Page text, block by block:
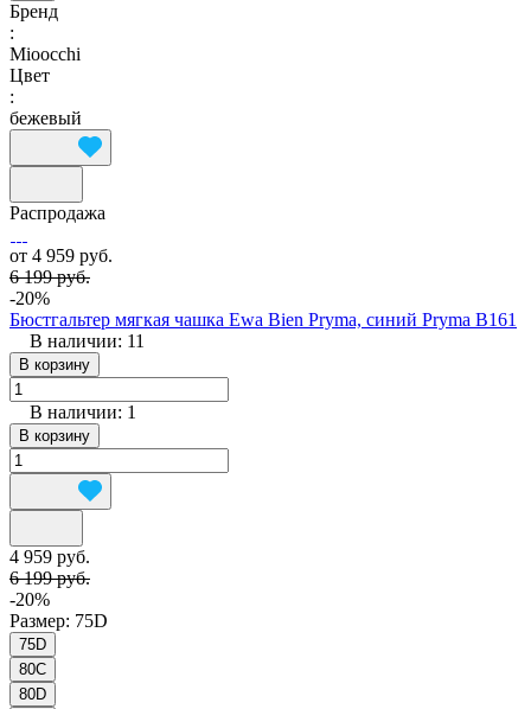
Бренд
:
Mioocchi
Цвет
:
бежевый
Распродажа
от 4 959 руб.
6 199 руб.
-20%
Бюстгальтер мягкая чашка Ewa Bien Pryma, синий Pryma B161
В наличии: 11
В корзину
В наличии: 1
В корзину
4 959 руб.
6 199 руб.
-20%
Размер: 75D
75D
80C
80D